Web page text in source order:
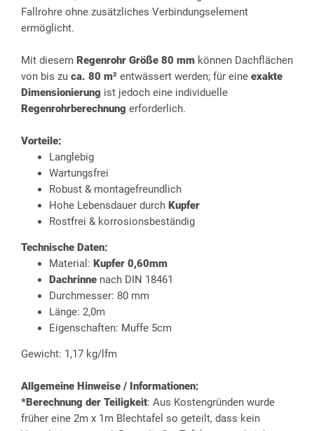
Fallrohre ohne zusätzliches Verbindungselement
ermöglicht.
Mit diesem Regenrohr Größe 80 mm können Dachflächen
von bis zu ca. 80 m² entwässert werden; für eine exakte
Dimensionierung ist jedoch eine individuelle
Regenrohrberechnung erforderlich.
Vorteile:
Langlebig
Wartungsfrei
Robust & montagefreundlich
Hohe Lebensdauer durch Kupfer
Rostfrei & korrosionsbeständig
Technische Daten:
Material: Kupfer 0,60mm
Dachrinne nach DIN 18461
Durchmesser: 80 mm
Länge: 2,0m
Eigenschaften: Muffe 5cm
Gewicht: 1,17 kg/lfm
Allgemeine Hinweise / Informationen:
*Berechnung der Teiligkeit: Aus Kostengründen wurde
früher eine 2m x 1m Blechtafel so geteilt, dass kein